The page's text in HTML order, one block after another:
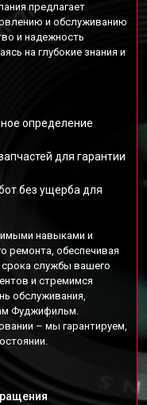
предлагает
и обслуживанию
и надежность
на глубокие знания и
определение
для гарантии
без ущерба для
навыками и
ремонта, обеспечивая
службы вашего
и стремимся
обслуживания,
Фуджифильм.
– мы гарантируем,